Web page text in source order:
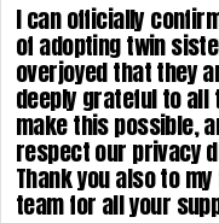
I can officially
of adopting twin
overjoyed that they
deeply grateful to all
make this possible,
respect our privacy
Thank you also to
team for all your